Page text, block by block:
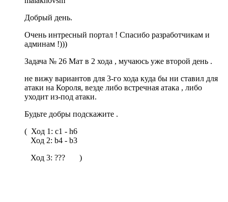
Добрый день.
Очень интресный портал ! Спасибо разработчикам и
админам !)))
Задача № 26 Мат в 2 хода , мучаюсь уже второй день .
не вижу вариантов для 3-го хода куда бы ни ставил для
атаки на Короля, везде либо встречная атака , либо
уходит из-под атаки.
Будьте добры подскажите .
( Ход 1: c1 - h6
Ход 2: b4 - b3
Ход 3: ??? )